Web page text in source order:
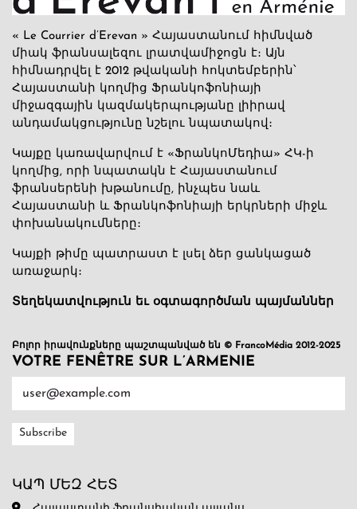
« Le Courrier d’Erevan » Հայաստանում հիմնված
միակ ֆրանսալեզու լրատվամիջոցն է։ Այն
հիմնադրվել է 2012 թվականի հոկտեմբերին՝
Հայաստանի կողմից Ֆրանկոֆոնիայի
միջազգային կազմակերպությանը լիիրավ
անդամակցությունը նշելու նպատակով։
Կայքը կառավարվում է «ՖրանկոՄեդիա» ՀԿ-ի
կողմից, որի նպատակն է Հայաստանում
ֆրանսերենի խթանումը, ինչպես նաև
Հայաստանի և Ֆրանկոֆոնիայի երկրների միջև
փոխանակումները։
Կայքի թիմը պատրաստ է լսել ձեր ցանկացած
առաջարկ։
Տեղեկատվություն եւ օգտագործման պայմաններ
Բոլոր իրավունքները պաշտպանված են © FrancoMédia 2012-2025
VOTRE FENÊTRE SUR L’ARMENIE
ԿԱՊ ՄԵԶ ՀԵՏ